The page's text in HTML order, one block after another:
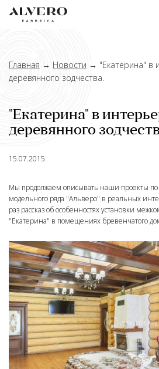
Перейти
Главная → Новости → "Екатерина" в
деревянного зодчества.
"Екатерина" в
деревянного
15.07.2015
Мы продолжаем описывать наши проекты
модельного ряда "Альверо" в реальных
раз рассказ об особенностях установки
"Екатерина" в помещениях бревенчатого